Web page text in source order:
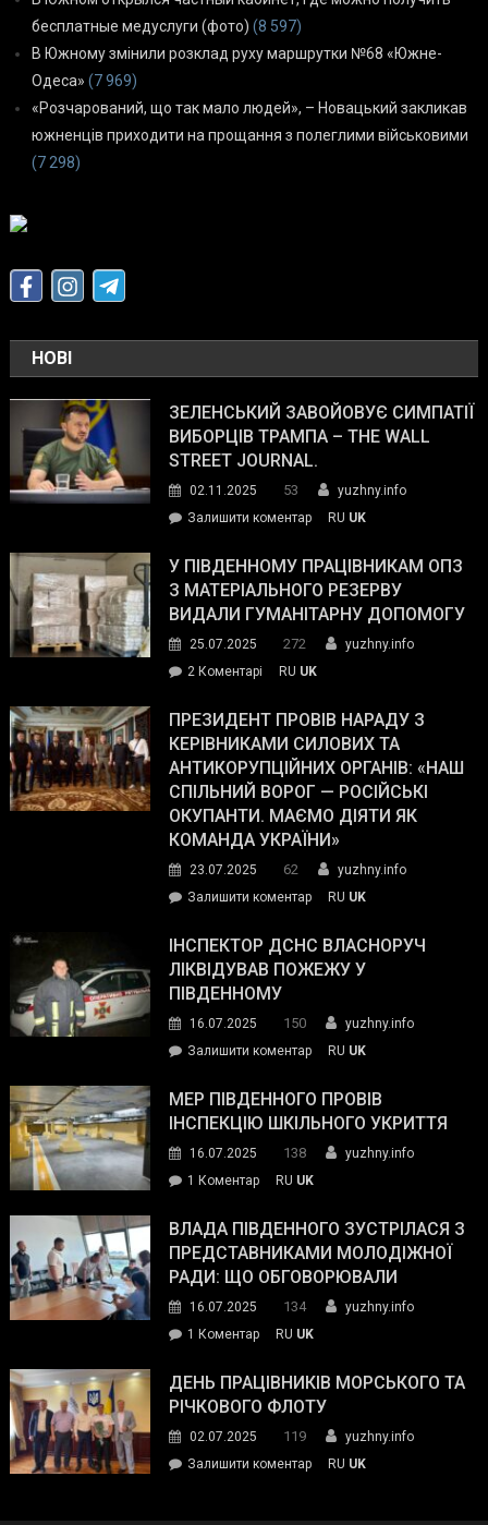
бесплатные медуслуги (фото) (8 597)
В Южному змінили розклад руху маршрутки №68 «Южне-
Одеса» (7 969)
«Розчарований, що так мало людей», – Новацький закликав
южненців приходити на прощання з полеглими військовими
(7 298)
НОВІ
ЗЕЛЕНСЬКИЙ ЗАВОЙОВУЄ СИМПАТІЇ
ВИБОРЦІВ ТРАМПА – THE WALL
STREET JOURNAL.
02.11.2025 53
yuzhny.info
Залишити коментарon
завойовує
симпатії
виборців
The
Street
Journal.
RU UK
У ПІВДЕННОМУ ПРАЦІВНИКАМ ОПЗ
З МАТЕРІАЛЬНОГО РЕЗЕРВУ
ВИДАЛИ ГУМАНІТАРНУ ДОПОМОГУ
25.07.2025 272
yuzhny.info
2 Коментарі
Південному
працівникам
ОПЗ
з
матеріального
резерву
гуманітарну
допомогу
RU UK
ПРЕЗИДЕНТ ПРОВІВ НАРАДУ З
КЕРІВНИКАМИ СИЛОВИХ ТА
АНТИКОРУПЦІЙНИХ ОРГАНІВ: «НАШ
СПІЛЬНИЙ ВОРОГ — РОСІЙСЬКІ
ОКУПАНТИ. МАЄМО ДІЯТИ ЯК
КОМАНДА УКРАЇНИ»
23.07.2025 62
yuzhny.info
Залишити коментарon
провів
нараду
силових
та
органів:
«Наш
спільний
окупанти.
Маємо
діяти
команда
RU UK
ІНСПЕКТОР ДСНС ВЛАСНОРУЧ
ЛІКВІДУВАВ ПОЖЕЖУ У
ПІВДЕННОМУ
16.07.2025 150
yuzhny.info
Залишити коментарon
ДСНС
власноруч
пожежу
у
RU UK
МЕР ПІВДЕННОГО ПРОВІВ
ІНСПЕКЦІЮ ШКІЛЬНОГО УКРИТТЯ
16.07.2025 138
yuzhny.info
1 Коментардо
Південного
провів
інспекцію
укриття
RU UK
ВЛАДА ПІВДЕННОГО ЗУСТРІЛАСЯ З
ПРЕДСТАВНИКАМИ МОЛОДІЖНОЇ
РАДИ: ЩО ОБГОВОРЮВАЛИ
16.07.2025 134
yuzhny.info
1 Коментардо
Південного
зустрілася
представниками
молодіжної
RU UK
ДЕНЬ ПРАЦІВНИКІВ МОРСЬКОГО ТА
РІЧКОВОГО ФЛОТУ
02.07.2025 119
yuzhny.info
Залишити коментарon
RU UK